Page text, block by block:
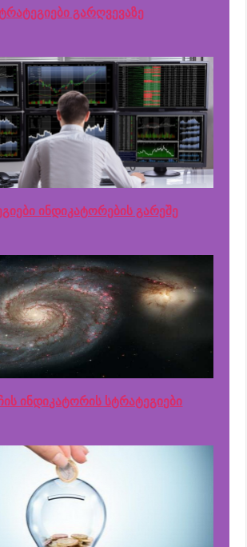
გარღვევაზე
ინდიკატორების გარეშე
ინდიკატორის სტრატეგიები